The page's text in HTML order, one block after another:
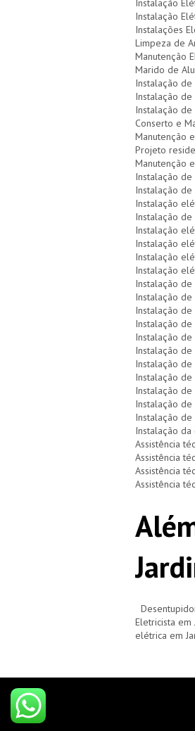
Instalação
Instalação
Instalações
Limpeza de
Manutenção
Marido de
Instalação de
Instalação de
Instalação de
Conserto e
Manutenção
Projeto
Manutenção
Instalação de
Instalação
Instalação
Instalação
Instalação
Instalação
Instalação
Instalação
Instalação
Instalação
Instalação
Instalação
Instalação de
Instalação
Instalação
Instalação de
Instalação de
Instalação de
Instalação
Instalação
Assistência
Assistência
Assistência
Assistência
Eletricista
elétrica em